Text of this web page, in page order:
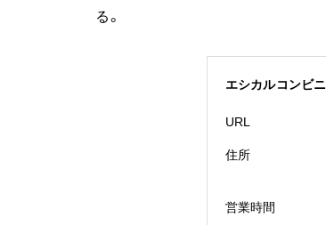
る。
エシカルコンビニ
URL
住所
営業時間